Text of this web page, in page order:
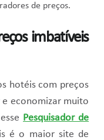
de preços.
imbatíveis
hotéis com preços
e economizar muito
Pesquisador de
é o maior site de